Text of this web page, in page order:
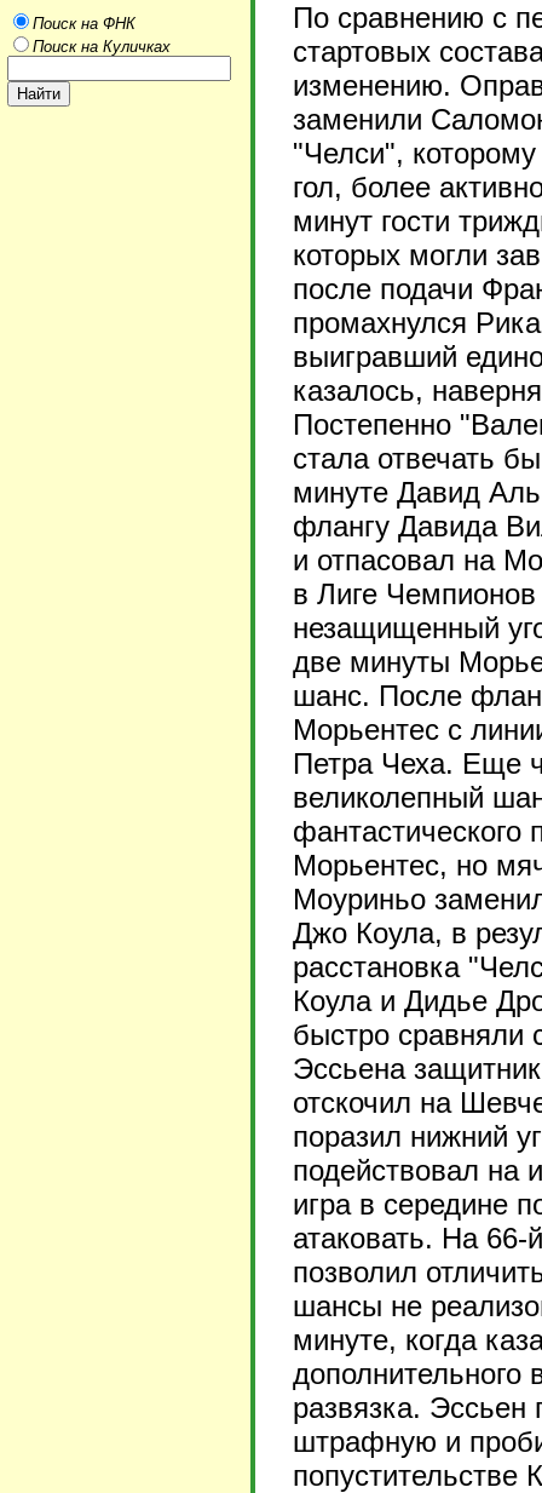
Поиск на ФНК
Поиск на Куличках
По сравнению с
стартовых
изменению.
заменили
"Челси",
гол, более
минут гости
которых могли
после подачи
промахнулся
выигравший
казалось,
Постепенно
стала отвечать
минуте Давид
флангу Давида
и отпасовал на
в Лиге
незащищенный
две минуты
шанс. После
Морьентес с
Петра Чеха. Еще
великолепный
фантастического
Морьентес, но
Моуриньо
Джо Коула, в
расстановка
Коула и Дидье
быстро сравняли
Эссьена
отскочил на
поразил нижний
подействовал на
игра в середине
атаковать. На
позволил
шансы не
минуте, когда
развязка. Эссьен
штрафную и
попустительстве